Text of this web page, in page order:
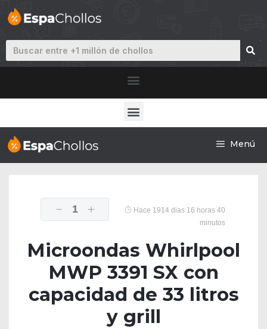
Menú
1
Hace 1914 dias 16 horas 40
minutos
Microondas Whirlpool
MWP 3391 SX con
capacidad de 33 litros
y grill